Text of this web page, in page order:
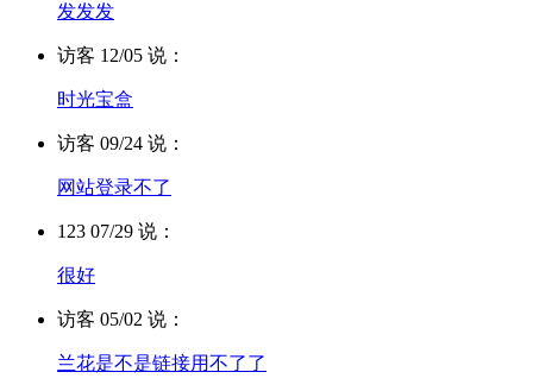
发发发
访客 12/05 说：
时光宝盒
访客 09/24 说：
网站登录不了
123 07/29 说：
很好
访客 05/02 说：
兰花是不是链接用不了了